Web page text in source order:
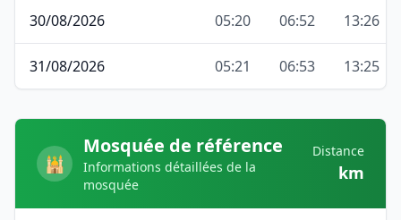
30/08/2026 05:20 06:52 13:26
31/08/2026 05:21 06:53 13:25
🕌
Mosquée de référence
Informations détaillées de la
mosquée
Distance
km